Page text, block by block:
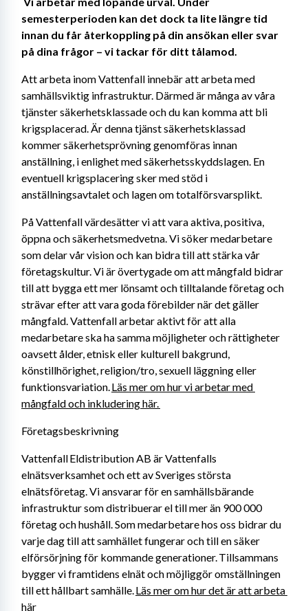
semesterperioden kan det dock ta lite längre tid
innan du får återkoppling på din ansökan eller svar
på dina frågor – vi tackar för ditt tålamod.
Att arbeta inom Vattenfall innebär att arbeta med
samhällsviktig infrastruktur. Därmed är många av våra
tjänster säkerhetsklassade och du kan komma att bli
krigsplacerad. Är denna tjänst säkerhetsklassad
kommer säkerhetsprövning genomföras innan
anställning, i enlighet med säkerhetsskyddslagen. En
eventuell krigsplacering sker med stöd i
anställningsavtalet och lagen om totalförsvarsplikt.
På Vattenfall värdesätter vi att vara aktiva, positiva,
öppna och säkerhetsmedvetna. Vi söker medarbetare
som delar vår vision och kan bidra till att stärka vår
företagskultur. Vi är övertygade om att mångfald bidrar
till att bygga ett mer lönsamt och tilltalande företag och
strävar efter att vara goda förebilder när det gäller
mångfald. Vattenfall arbetar aktivt för att alla
medarbetare ska ha samma möjligheter och rättigheter
oavsett ålder, etnisk eller kulturell bakgrund,
könstillhörighet, religion/tro, sexuell läggning eller
funktionsvariation. Läs mer om hur vi arbetar med
mångfald och inkludering här.
Företagsbeskrivning
Vattenfall Eldistribution AB är Vattenfalls
elnätsverksamhet och ett av Sveriges största
elnätsföretag. Vi ansvarar för en samhällsbärande
infrastruktur som distribuerar el till mer än 900 000
företag och hushåll. Som medarbetare hos oss bidrar du
varje dag till att samhället fungerar och till en säker
elförsörjning för kommande generationer. Tillsammans
bygger vi framtidens elnät och möjliggör omställningen
till ett hållbart samhälle. Läs mer om hur det är att arbeta
här